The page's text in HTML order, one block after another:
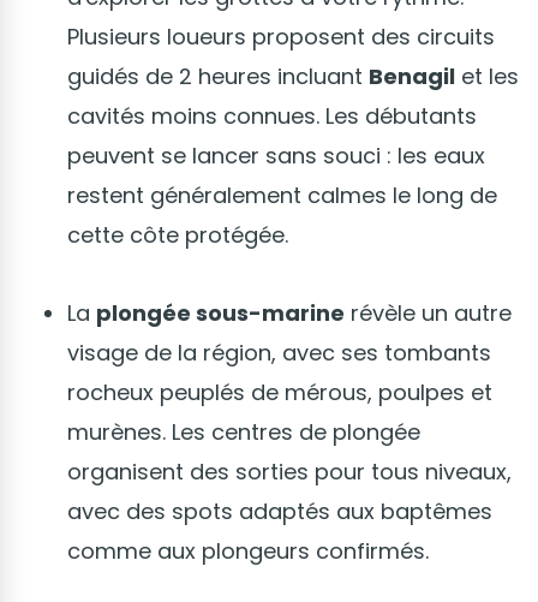
Plusieurs loueurs proposent des circuits
guidés de 2 heures incluant Benagil et les
cavités moins connues. Les débutants
peuvent se lancer sans souci : les eaux
restent généralement calmes le long de
cette côte protégée.
La plongée sous-marine révèle un autre
visage de la région, avec ses tombants
rocheux peuplés de mérous, poulpes et
murènes. Les centres de plongée
organisent des sorties pour tous niveaux,
avec des spots adaptés aux baptêmes
comme aux plongeurs confirmés.